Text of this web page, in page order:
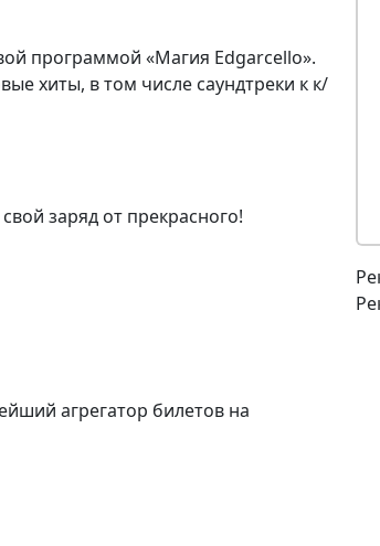
программой «Магия Edgarcello».
хиты, в том числе саундтреки к к/
заряд от прекрасного!
агрегатор билетов на